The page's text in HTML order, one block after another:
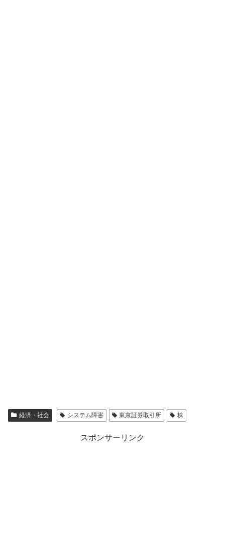
経済・社会 システム障害 東京証券取引所 株
スポンサーリンク